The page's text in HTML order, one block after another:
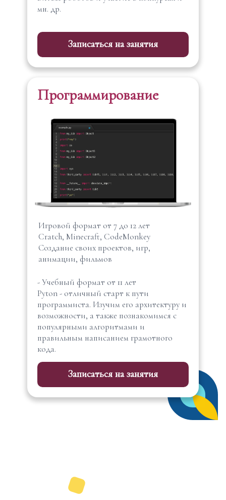
Записаться на занятия
Записаться на занятия
Программирование
- Учебный формат от 11 лет
Pyton - отличный старт к пути
программиста. Изучим его архитектуру и
возможности, а также познакомимся с
популярными алгоритмами и
правильным написанием грамотного
кода.
Игровой формат от 7 до 12 лет
Cratch, Minecraft, CodeMonkey
Создание своих проектов, игр,
анимации, фильмов
мн. др.